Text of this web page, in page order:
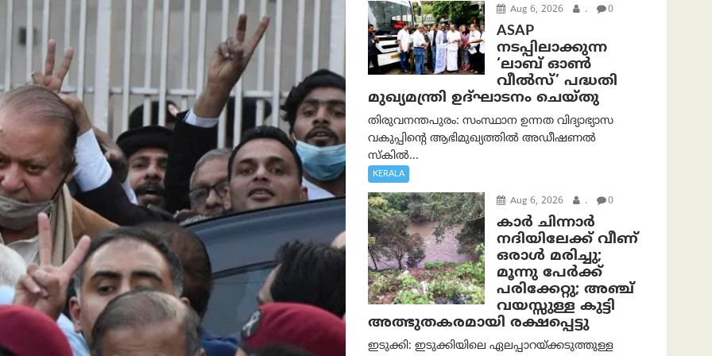
Aug 6, 2026 . 0
ASAP
നടപ്പിലാക്കുന്ന
‘ലാബ് ഓൺ
വീൽസ്’ പദ്ധതി
മുഖ്യമന്ത്രി ഉദ്ഘാടനം ചെയ്തു
തിരുവനന്തപുരം: സംസ്ഥാന ഉന്നത വിദ്യാഭ്യാസ
വകുപ്പിന്റെ ആഭിമുഖ്യത്തിൽ അഡീഷണൽ
സ്കിൽ...
KERALA
Aug 6, 2026 . 0
കാര്‍ ചിന്നാര്‍
നദിയിലേക്ക് വീണ്
ഒരാള്‍ മരിച്ചു;
മൂന്നു പേര്‍ക്ക്
പരിക്കേറ്റു; അഞ്ച്
വയസ്സുള്ള കുട്ടി
അത്ഭുതകരമായി രക്ഷപ്പെട്ടു
ഇടുക്കി: ഇടുക്കിയിലെ ഏലപ്പാറയ്ക്കടുത്തുള്ള